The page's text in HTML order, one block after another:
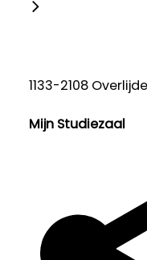
1133-2108
Mijn Studiezaal